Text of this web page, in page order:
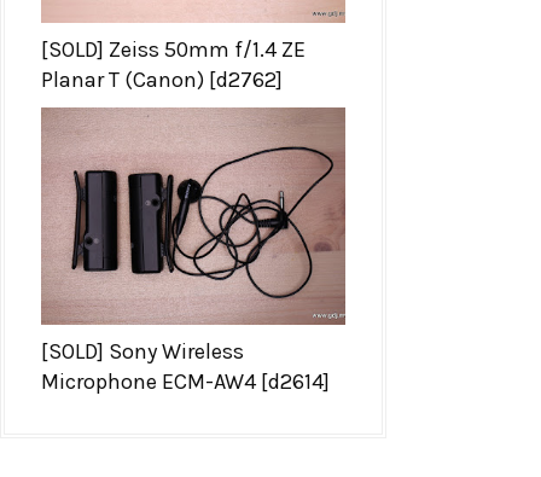
[SOLD] Zeiss 50mm f/1.4 ZE
Planar T (Canon) [d2762]
[SOLD] Sony Wireless
Microphone ECM-AW4 [d2614]